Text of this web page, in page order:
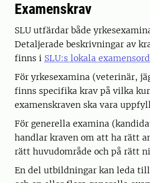
Examenskrav
SLU utfärdar både
Detaljerade beskrivningar av
finns i SLU:s lokala
För yrkesexamina (veterinär,
finns specifika krav på vilka
examenskraven ska vara
För generella examina
handlar kraven om att ha rätt
rätt huvudområde och på rätt
En del utbildningar kan leda till